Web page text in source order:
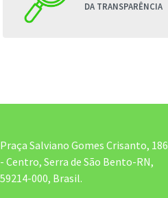
DA TRANSPARÊNCIA
Praça Salviano Gomes Crisanto, 186
- Centro, Serra de São Bento-RN,
59214-000, Brasil.